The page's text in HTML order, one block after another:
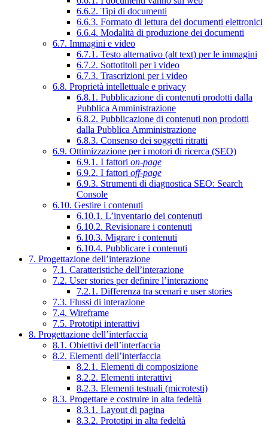
6.6.2. Tipi di documenti
6.6.3. Formato di lettura dei documenti elettronici
6.6.4. Modalità di produzione dei documenti
6.7. Immagini e video
6.7.1. Testo alternativo (alt text) per le immagini
6.7.2. Sottotitoli per i video
6.7.3. Trascrizioni per i video
6.8. Proprietà intellettuale e privacy
6.8.1. Pubblicazione di contenuti prodotti dalla
Pubblica Amministrazione
6.8.2. Pubblicazione di contenuti non prodotti
dalla Pubblica Amministrazione
6.8.3. Consenso dei soggetti ritratti
6.9. Ottimizzazione per i motori di ricerca (SEO)
6.9.1. I fattori on-page
6.9.2. I fattori off-page
6.9.3. Strumenti di diagnostica SEO: Search
Console
6.10. Gestire i contenuti
6.10.1. L’inventario dei contenuti
6.10.2. Revisionare i contenuti
6.10.3. Migrare i contenuti
6.10.4. Pubblicare i contenuti
7. Progettazione dell’interazione
7.1. Caratteristiche dell’interazione
7.2. User stories per definire l’interazione
7.2.1. Differenza tra scenari e user stories
7.3. Flussi di interazione
7.4. Wireframe
7.5. Prototipi interattivi
8. Progettazione dell’interfaccia
8.1. Obiettivi dell’interfaccia
8.2. Elementi dell’interfaccia
8.2.1. Elementi di composizione
8.2.2. Elementi interattivi
8.2.3. Elementi testuali (microtesti)
8.3. Progettare e costruire in alta fedeltà
8.3.1. Layout di pagina
8.3.2. Prototipi in alta fedeltà